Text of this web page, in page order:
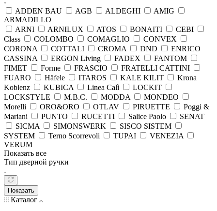
ADDEN BAU AGB ALDEGHI
AMIG
ARMADILLO
ARNI
ARNILUX ATOS BONAITI
CEBI
Class
COLOMBO COMAGLIO
CONVEX
CORONA
COTTALI CROMA DND
ENRICO
CASSINA
ERGON Living FADEX
FANTOM
FIMET
Forme FRASCIO
FRATELLI CATTINI
FUARO
Häfele ITAROS KALE KILIT
Krona
Koblenz
KUBICA Linea Calì
LOCKIT
LOCKSTYLE
M.B.C. MODDA
MONDEO
Morelli
ORO&ORO OTLAV PIRUETTE
Poggi &
Mariani
PUNTO RUCETTI Salice Paolo
SENAT
SICMA
SIMONSWERK
SISCO SISTEM
SYSTEM
Terno Scorrevoli TUPAI
VENEZIA
VERUM
Показать все
Тип дверной ручки
Показать
Каталог